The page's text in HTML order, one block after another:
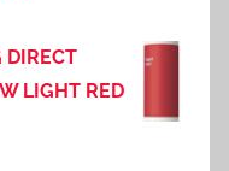
DIRECT
LIGHT RED